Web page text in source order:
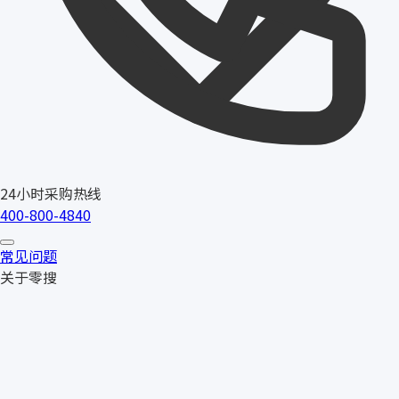
24小时采购热线
400-800-4840
常见问题
关于零搜